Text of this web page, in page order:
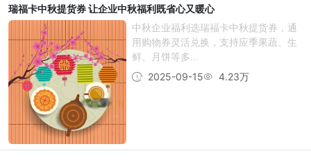
瑞福卡中秋提货券 让企业中秋福利既省心又暖心
中秋企业福利选瑞福卡中秋提货券，通
用购物券灵活兑换，支持应季果蔬、生
鲜、月饼等多...
2025-09-15
4.23万